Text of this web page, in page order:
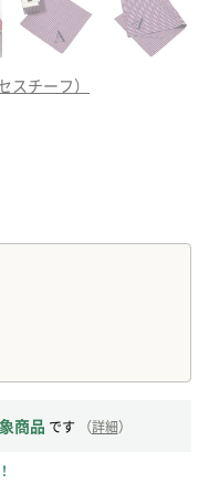
スチーフ）
商品 です （詳細）